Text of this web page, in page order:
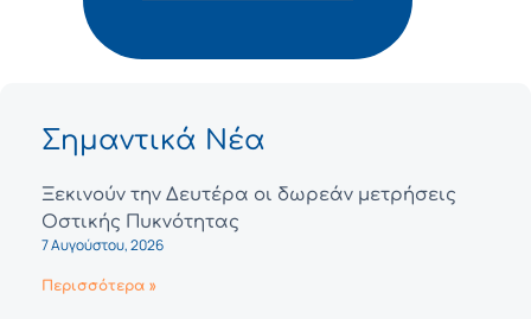
Σημαντικά Νέα
Ξεκινούν την Δευτέρα οι δωρεάν μετρήσεις
Οστικής Πυκνότητας
7 Αυγούστου, 2026
Περισσότερα »